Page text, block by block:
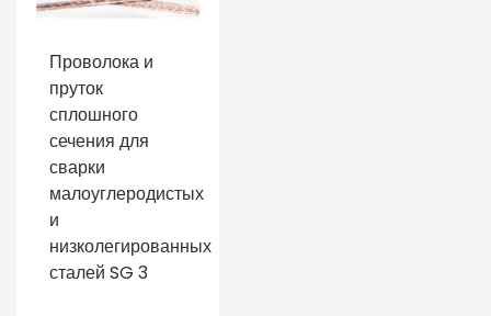
Проволока и
пруток
сплошного
сечения для
сварки
малоуглеродистых
и
низколегированных
сталей SG 3